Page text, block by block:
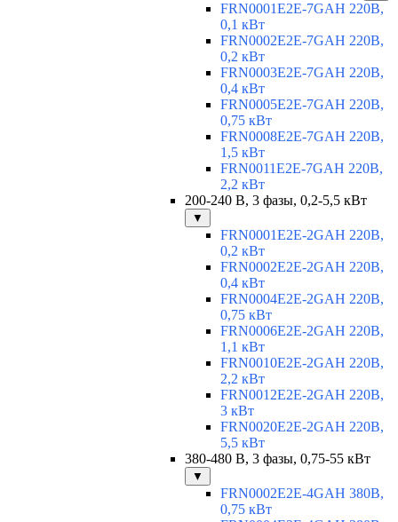
FRN0001E2E-7GAH 220В,
0,1 кВт
FRN0002E2E-7GAH 220В,
0,2 кВт
FRN0003E2E-7GAH 220В,
0,4 кВт
FRN0005E2E-7GAH 220В,
0,75 кВт
FRN0008E2E-7GAH 220В,
1,5 кВт
FRN0011E2E-7GAH 220В,
2,2 кВт
200-240 В, 3 фазы, 0,2-5,5 кВт
▼
FRN0001E2E-2GAH 220В,
0,2 кВт
FRN0002E2E-2GAH 220В,
0,4 кВт
FRN0004E2E-2GAH 220В,
0,75 кВт
FRN0006E2E-2GAH 220В,
1,1 кВт
FRN0010E2E-2GAH 220В,
2,2 кВт
FRN0012E2E-2GAH 220В,
3 кВт
FRN0020E2E-2GAH 220В,
5,5 кВт
380-480 В, 3 фазы, 0,75-55 кВт
▼
FRN0002E2E-4GAH 380В,
0,75 кВт